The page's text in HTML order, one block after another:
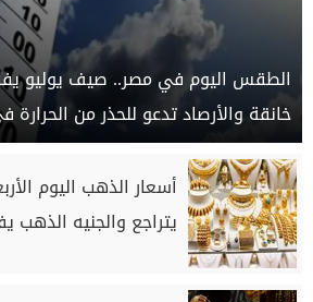
الطقس اليوم في مصر.. صيف يوليو
خانقة والأرصاد تدعو للحذر من
يتراجع والجنيه الذهب